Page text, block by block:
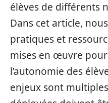
élèves de différents
Dans cet article,
pratiques et
mises en œuvre
l’autonomie des
enjeux sont